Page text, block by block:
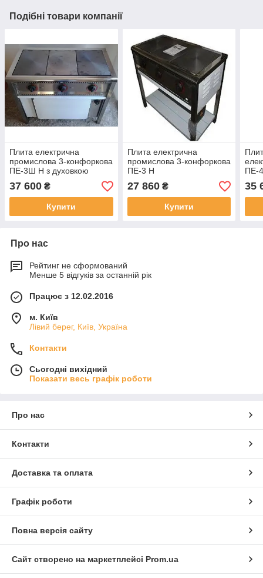
Подібні товари компанії
Плита електрична
промислова 3-конфоркова
ПЕ-3Ш Н з духовкою
37 600 ₴
Купити
Плита електрична
промислова 3-конфоркова
ПЕ-3 Н
27 860₴
Купити
ПЕ-
35
Про нас
Рейтинг не сформований
Менше 5 відгуків за останній рік
Працює з 12.02.2016
м. Київ
Лівий берег, Київ, Україна
Контакти
Сьогодні вихідний
Показати весь графік роботи
Про нас
Контакти
Доставка та оплата
Графік роботи
Повна версія сайту
Сайт створено на маркетплейсі Prom.ua